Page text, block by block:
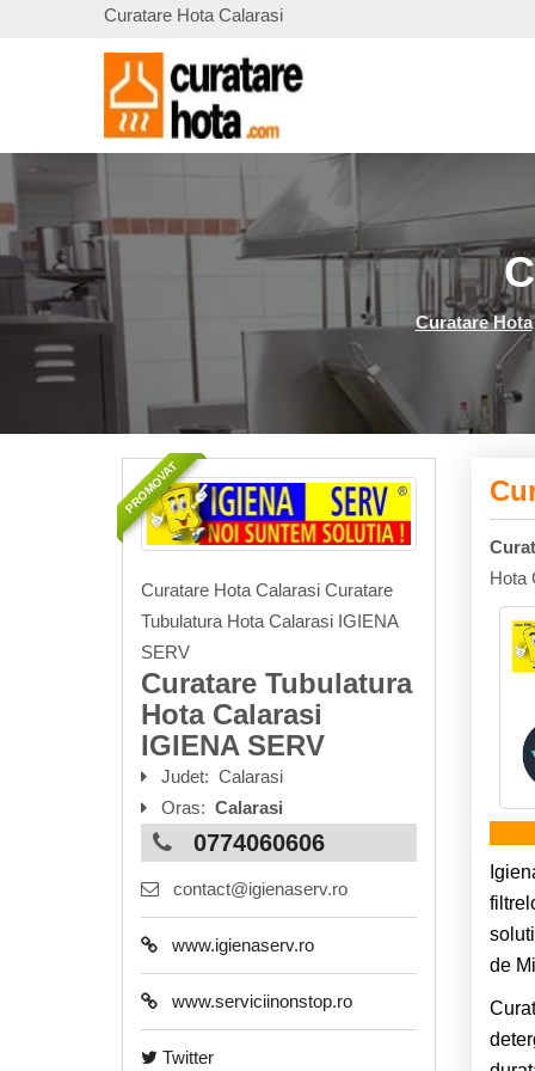
Curatare Hota Calarasi
Curatare Hota
PROMOVAT
Curatare Hota Calarasi Curatare
Tubulatura Hota Calarasi IGIENA
SERV
Curatare Tubulatura
Hota Calarasi
IGIENA SERV
Judet: Calarasi
Oras: Calarasi
0774060606
contact@igienaserv.ro
www.igienaserv.ro
www.serviciinonstop.ro
Twitter
Hota
de